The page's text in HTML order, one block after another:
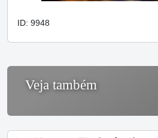
ID: 9948
Veja também